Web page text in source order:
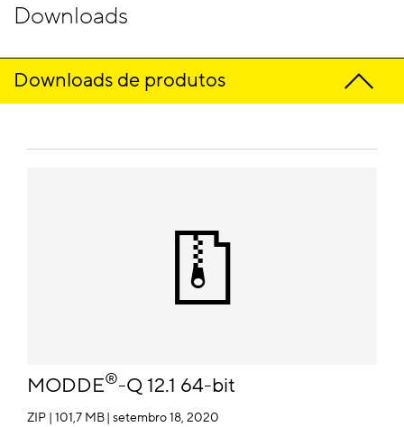
Downloads
Downloads de produtos
MODDE®-Q 12.1 64-bit
ZIP | 101,7 MB| setembro 18, 2020